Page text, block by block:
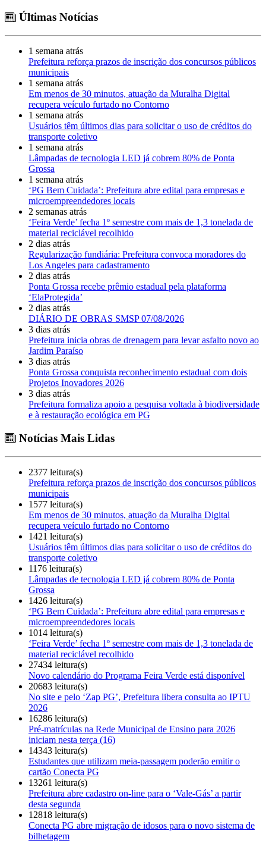
Últimas Notícias
1 semana atrás
Prefeitura reforça prazos de inscrição dos concursos públicos
municipais
1 semana atrás
Em menos de 30 minutos, atuação da Muralha Digital
recupera veículo furtado no Contorno
1 semana atrás
Usuários têm últimos dias para solicitar o uso de créditos do
transporte coletivo
1 semana atrás
Lâmpadas de tecnologia LED já cobrem 80% de Ponta
Grossa
1 semana atrás
‘PG Bem Cuidada’: Prefeitura abre edital para empresas e
microempreendedores locais
2 semanas atrás
‘Feira Verde’ fecha 1º semestre com mais de 1,3 tonelada de
material reciclável recolhido
2 dias atrás
Regularização fundiária: Prefeitura convoca moradores do
Los Angeles para cadastramento
2 dias atrás
Ponta Grossa recebe prêmio estadual pela plataforma
‘ElaProtegida’
2 dias atrás
DIÁRIO DE OBRAS SMSP 07/08/2026
3 dias atrás
Prefeitura inicia obras de drenagem para levar asfalto novo ao
Jardim Paraíso
3 dias atrás
Ponta Grossa conquista reconhecimento estadual com dois
Projetos Inovadores 2026
3 dias atrás
Prefeitura formaliza apoio a pesquisa voltada à biodiversidade
e à restauração ecológica em PG
Notícias Mais Lidas
2377 leitura(s)
Prefeitura reforça prazos de inscrição dos concursos públicos
municipais
1577 leitura(s)
Em menos de 30 minutos, atuação da Muralha Digital
recupera veículo furtado no Contorno
1421 leitura(s)
Usuários têm últimos dias para solicitar o uso de créditos do
transporte coletivo
1176 leitura(s)
Lâmpadas de tecnologia LED já cobrem 80% de Ponta
Grossa
1426 leitura(s)
‘PG Bem Cuidada’: Prefeitura abre edital para empresas e
microempreendedores locais
1014 leitura(s)
‘Feira Verde’ fecha 1º semestre com mais de 1,3 tonelada de
material reciclável recolhido
27434 leitura(s)
Novo calendário do Programa Feira Verde está disponível
20683 leitura(s)
No site e pelo ‘Zap PG’, Prefeitura libera consulta ao IPTU
2026
16286 leitura(s)
Pré-matrículas na Rede Municipal de Ensino para 2026
iniciam nesta terça (16)
14343 leitura(s)
Estudantes que utilizam meia-passagem poderão emitir o
cartão Conecta PG
13261 leitura(s)
Prefeitura abre cadastro on-line para o ‘Vale-Gás’ a partir
desta segunda
12818 leitura(s)
Conecta PG abre migração de idosos para o novo sistema de
bilhetagem